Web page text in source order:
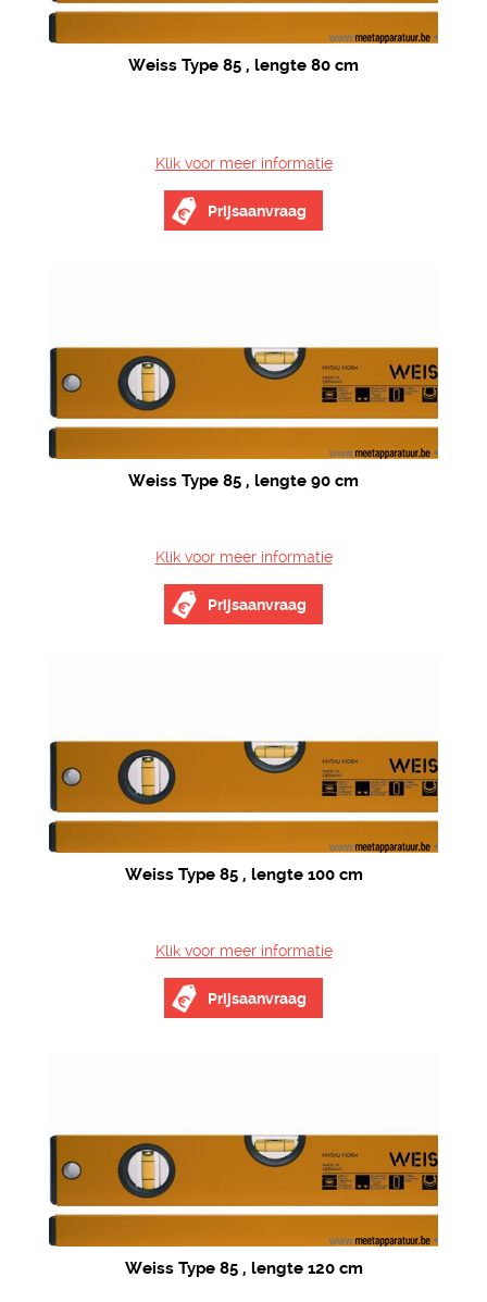
Weiss Type 85 , lengte 80 cm
Klik voor meer informatie
Prijsaanvraag
Weiss Type 85 , lengte 90 cm
Klik voor meer informatie
Prijsaanvraag
Weiss Type 85 , lengte 100 cm
Klik voor meer informatie
Prijsaanvraag
Weiss Type 85 , lengte 120 cm